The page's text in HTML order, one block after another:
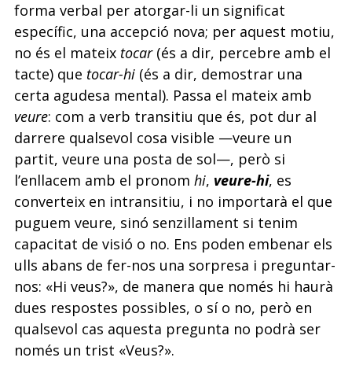
forma verbal per atorgar-li un significat
específic, una accepció nova; per aquest motiu,
no és el mateix tocar(és a dir, percebre amb el
tacte) que tocar-hi(és a dir, demostrar una
certa agudesa mental). Passa el mateix amb
veure: com a verb transitiu que és, pot dur al
darrere qualsevol cosa visible —veure un
partit, veure una posta de sol—, però si
l’enllacem amb el pronom hi, veure-hi, es
converteix en intransitiu, i no importarà el que
puguem veure, sinó senzillament si tenim
capacitat de visió o no. Ens poden embenar els
ulls abans de fer-nos una sorpresa i preguntar-
nos: «Hi veus?», de manera que només hi haurà
dues respostes possibles, o sí o no, però en
qualsevol cas aquesta pregunta no podrà ser
només un trist «Veus?».